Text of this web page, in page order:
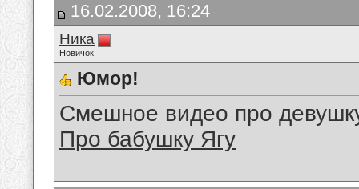
16.02.2008, 16:24
Ника
Новичок
Юмор!
Смешное видео про
Про бабушку Ягу